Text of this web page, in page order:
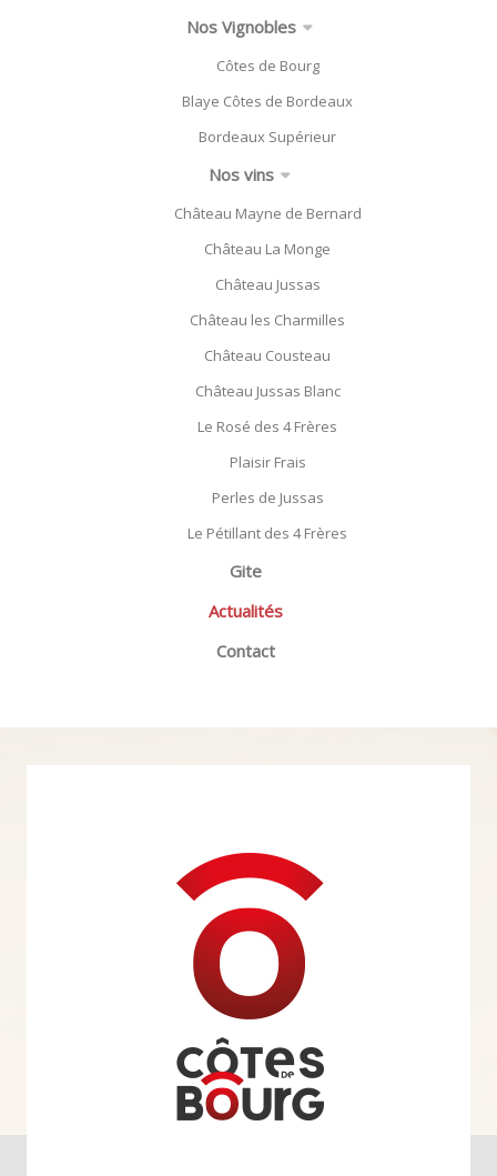
Nos Vignobles
Côtes de Bourg
Blaye Côtes de Bordeaux
Bordeaux Supérieur
Nos vins
Château Mayne de Bernard
Château La Monge
Château Jussas
Château les Charmilles
Château Cousteau
Château Jussas Blanc
Le Rosé des 4 Frères
Plaisir Frais
Perles de Jussas
Le Pétillant des 4 Frères
Gite
Actualités
Contact